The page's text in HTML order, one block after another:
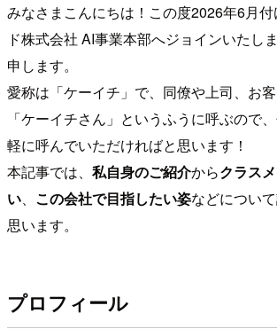
みなさまこんにちは！この度2026年6月
ド株式会社 AI事業本部へジョインいたし
申します。
愛称は「ケーイチ」で、同僚や上司、お
「ケーイチさん」というふうに呼ぶので
軽に呼んでいただければと思います！
本記事では、 私自身のご紹介からクラス
い
この会社で目指したい姿などについ
思います。
プロフィール